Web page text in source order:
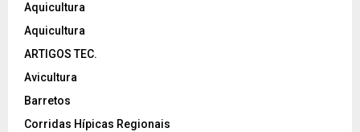
Aquicultura
Aquicultura
ARTIGOS TEC.
Avicultura
Barretos
Corridas Hípicas Regionais